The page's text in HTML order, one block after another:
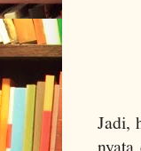
Jadi,